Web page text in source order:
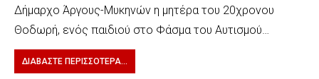
Δήμαρχο Άργους-Μυκηνών η μητέρα του 20χρονου
Θοδωρή, ενός παιδιού στο Φάσμα του Αυτισμού…
ΔΙΑΒΆΣΤΕ ΠΕΡΙΣΣΌΤΕΡΑ...